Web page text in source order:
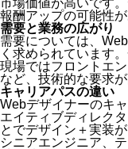
市場価値が高いです
報酬アップの可能性が
需要と業務の広がり
需要については、
く求められています
現場ではフロントエ
など、技術的な要求
キャリアパスの違い
Webデザイナーのキ
エイティブディレク
とでデザイン＋実装
シニアエンジニア、